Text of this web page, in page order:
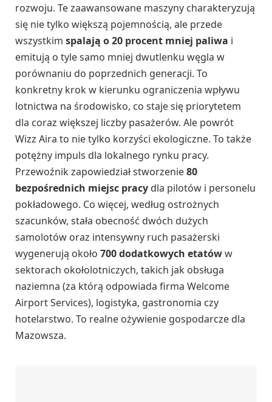
rozwoju. Te zaawansowane maszyny charakteryzują
się nie tylko większą pojemnością, ale przede
wszystkim spalają o 20 procent mniej paliwa i
emitują o tyle samo mniej dwutlenku węgla w
porównaniu do poprzednich generacji. To
konkretny krok w kierunku ograniczenia wpływu
lotnictwa na środowisko, co staje się priorytetem
dla coraz większej liczby pasażerów. Ale powrót
Wizz Aira to nie tylko korzyści ekologiczne. To także
potężny impuls dla lokalnego rynku pracy.
Przewoźnik zapowiedział stworzenie80
bezpośrednich miejsc pracy dla pilotów i personelu
pokładowego. Co więcej, według ostrożnych
szacunków, stała obecność dwóch dużych
samolotów oraz intensywny ruch pasażerski
wygenerują około 700 dodatkowych etatóww
sektorach okołolotniczych, takich jak obsługa
naziemna (za którą odpowiada firma Welcome
Airport Services), logistyka, gastronomia czy
hotelarstwo. To realne ożywienie gospodarcze dla
Mazowsza.